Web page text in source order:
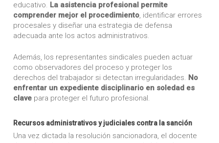
educativo. La asistencia profesional permite
comprender mejor el procedimiento, identificar errores
procesales y diseñar una estrategia de defensa
adecuada ante los actos administrativos.
Además, los representantes sindicales pueden actuar
como observadores del proceso y proteger los
derechos del trabajador si detectan irregularidades. No
enfrentar un expediente disciplinario en soledad es
clavepara proteger el futuro profesional.
Recursos administrativos y judiciales contra la sanción
Una vez dictada la resolución sancionadora, el docente